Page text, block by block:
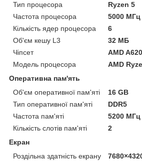
Тип процесора
Ryzen 5
Частота процесора
5000 МГц
Кількість ядер процесора
6
Об'єм кешу L3
32 МБ
Чіпсет
AMD A620
Модель процесора
AMD
Оперативна пам'ять
Об'єм оперативної пам'яті
16 GB
Тип оперативної пам'яті
DDR5
Частота пам'яті
5200 МГц
Кількість слотів пам'яті
2
Екран
Роздільна здатність екрану